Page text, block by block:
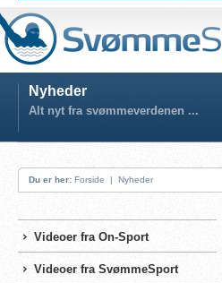
Nyheder
Alt nyt fra svømmeverdenen ...
Du er her: Forside | Nyheder
Videoer fra On-Sport
Videoer fra SvømmeSport